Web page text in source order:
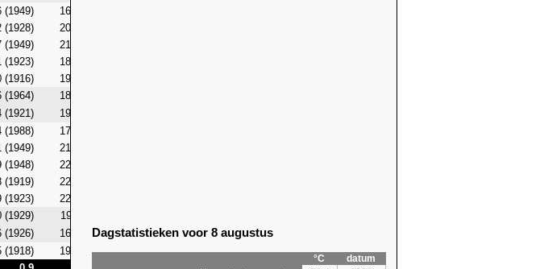
(1949) 16,8 (1986)
(1928) 20,8 (2021)
(1949) 21,5 (2021)
(1923) 18,6 (2021)
(1916) 19,1 (2000)
(1964) 18,7 (2005)
(1921) 19,9
(1988) 17,6
(1949) 21,3 (2005)
(1948) 22,0
(1919) 22,8
(1923) 22,9
(1929) 19,9 (2011)
(1926) 16,8 (2026) 10,9 (1960)
25,4 (2019)
(1918) 19,3 (1987) 10,2 (1919)
26,1 (1957)
Dagstatistieken voor 8 augustus
°C
datum